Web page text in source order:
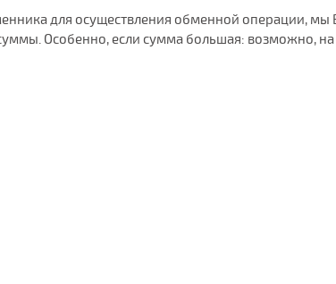
для осуществления обменной операции,
Особенно, если сумма большая: возможно,